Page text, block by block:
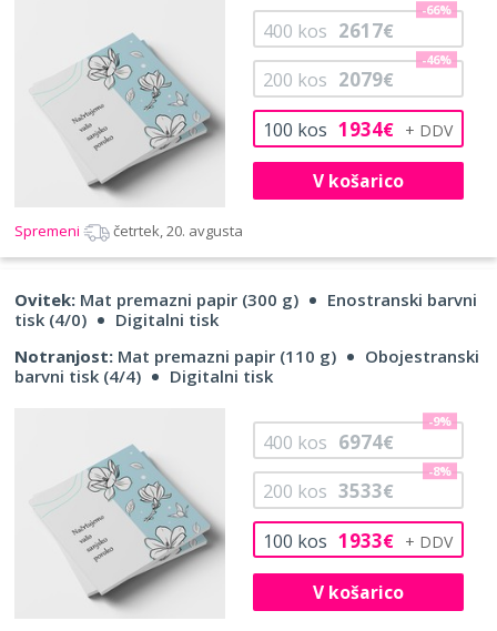
100 kos 1934€
200 kos 2079€
-46%
400 kos 2617€
-66%
V košarico
Spremeni četrtek, 20. avgusta
Ovitek: Mat premazni papir (300 g)
Enostranski barvni
tisk (4/0)
Digitalni tisk
Notranjost: Mat premazni papir (110 g)
Obojestranski
barvni tisk (4/4)
Digitalni tisk
100 kos 1933€
200 kos 3533€
-8%
400 kos 6974€
-9%
V košarico